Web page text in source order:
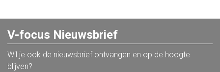
V-focus Nieuwsbrief
Wil je ook de nieuwsbrief ontvangen en op de hoogte
blijven?